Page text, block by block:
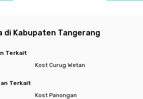
di Kabupaten Tangerang
Terkait
Kost Curug Wetan
Terkait
Kost Panongan